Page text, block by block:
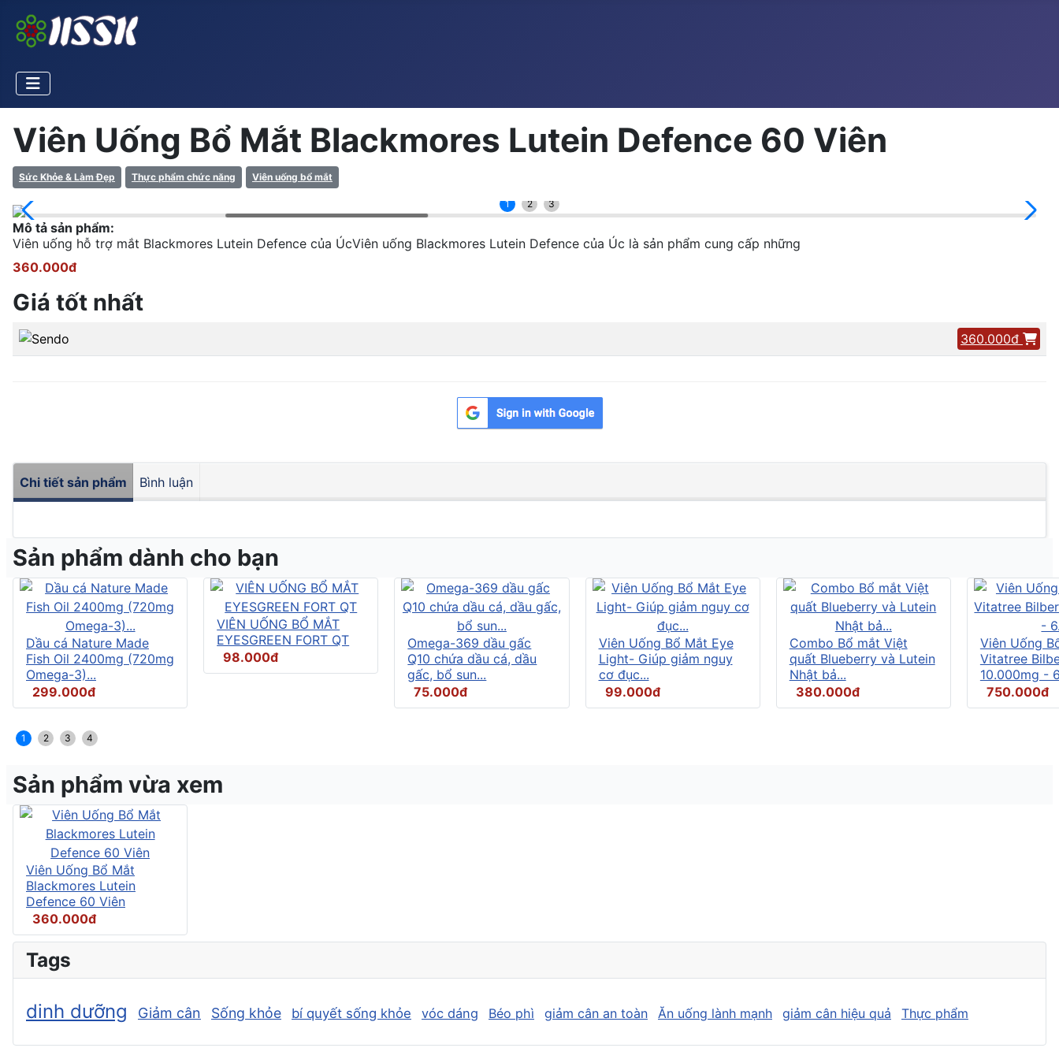
Viên Uống Bổ Mắt Blackmores Lutein Defence 60 Viên
Sức Khỏe & Làm Đẹp Thực phẩm chức năng Viên uống bổ mắt
1 2 3
Mô tả sản phẩm:
Viên uống hỗ trợ mắt Blackmores Lutein Defence của ÚcViên uống Blackmores Lutein Defence của Úc là sản phẩm cung cấp những
360.000đ
Giá tốt nhất
360.000đ
Chi tiết sản phẩm Bình luận
Sản phẩm dành cho bạn
Dầu cá Nature Made
Fish Oil 2400mg (720mg
Omega-3)...
299.000đ
VIÊN UỐNG BỔ MẮT
EYESGREEN FORT QT
98.000đ
Omega-369 dầu gấc
Q10 chứa dầu cá, dầu
gấc, bổ sun...
75.000đ
Viên Uống Bổ Mắt Eye
Light- Giúp giảm nguy
cơ đục...
99.000đ
Combo Bổ mắt Việt
quất Blueberry và Lutein
Nhật bả...
380.000đ
Viên Uống
Vitatree
10.000mg -
750.000đ
1 2 3 4
Sản phẩm vừa xem
Viên Uống Bổ Mắt
Blackmores Lutein
Defence 60 Viên
360.000đ
Tags
dinh dưỡng Giảm cân Sống khỏe bí quyết sống khỏe vóc dáng Béo phì giảm cân an toàn Ăn uống lành mạnh giảm cân hiệu quả Thực phẩm